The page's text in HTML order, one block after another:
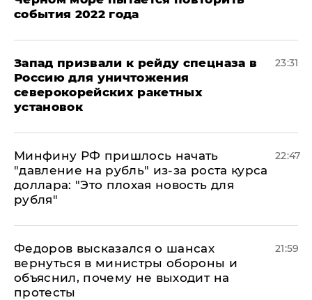
события 2022 года
Запад призвали к рейду спецназа в
Россию для уничтожения
северокорейских ракетных
установок
23:31
Минфину РФ пришлось начать
"давление на рубль" из-за роста курса
доллара: "Это плохая новость для
рубля"
22:47
Федоров высказался о шансах
вернуться в министры обороны и
объяснил, почему не выходит на
протесты
21:59